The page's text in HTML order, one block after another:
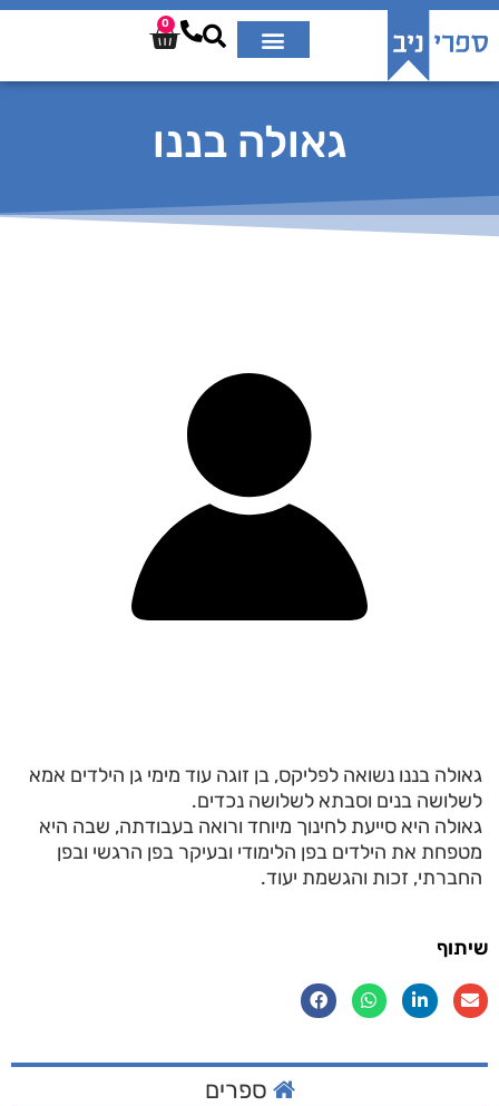
0
גאולה בננו
גאולה בננו נשואה לפליקס, בן זוגה עוד מימי גן הילדים אמא
לשלושה בנים וסבתא לשלושה נכדים.
גאולה היא סייעת לחינוך מיוחד ורואה בעבודתה, שבה היא
מטפחת את הילדים בפן הלימודי ובעיקר בפן הרגשי ובפן
החברתי, זכות והגשמת יעוד.
שיתוף
ספרים